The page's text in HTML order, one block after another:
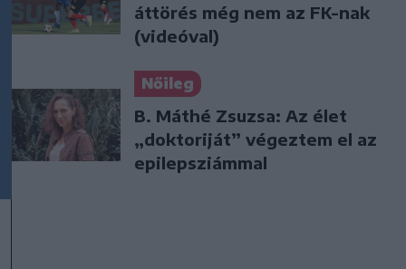
áttörés még nem az FK-nak
(videóval)
Nőileg
B. Máthé Zsuzsa: Az élet
„doktoriját” végeztem el az
epilepsziámmal